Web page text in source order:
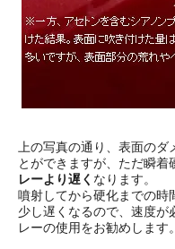
上の写真の通り、表面の
とができますが、ただ瞬着
レーより遅く なります。
噴射してから硬化までの時
少し遅くなるので、速度が
レーの使用をお勧めします。